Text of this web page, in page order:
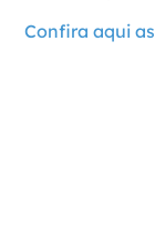
Confira aqui